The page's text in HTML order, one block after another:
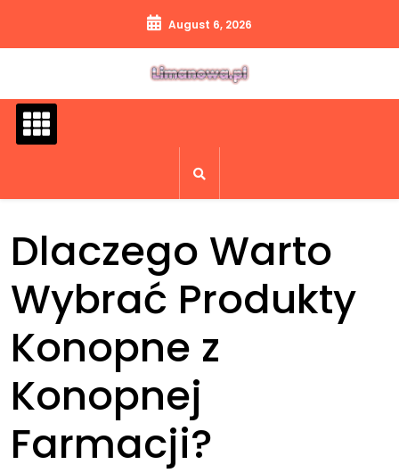
content
August 6, 2026
Dlaczego Warto
Wybrać Produkty
Konopne z
Konopnej
Farmacji?